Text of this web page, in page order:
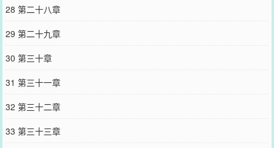
28 第二十八章
29 第二十九章
30 第三十章
31 第三十一章
32 第三十二章
33 第三十三章